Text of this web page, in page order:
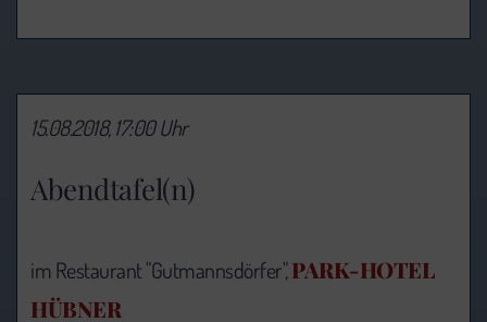
Abendtafel(n)
15.08.2018, 17:00 Uhr
im Restaurant "Gutmannsdörfer",PARK-HOTEL
HÜBNER